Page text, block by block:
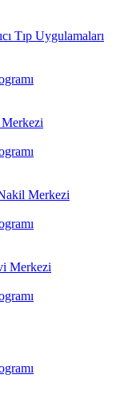
Tıp Uygulamaları
Merkezi
Merkezi
Merkezi